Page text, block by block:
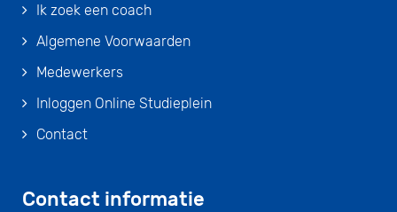
Ik zoek een coach
Algemene Voorwaarden
Medewerkers
Inloggen Online Studieplein
Contact
Contact informatie